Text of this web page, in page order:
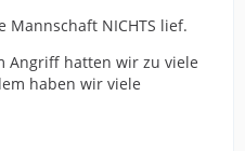
Mannschaft NICHTS lief.
Angriff hatten wir zu viele
haben wir viele